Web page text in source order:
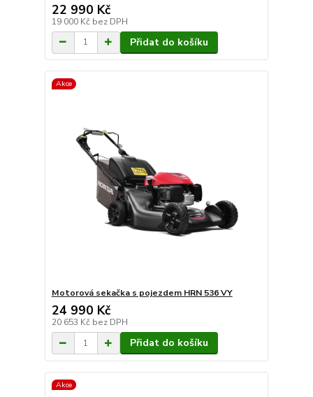
22 990 Kč
19 000 Kč bez DPH
Přidat do košíku
Akce
Motorová sekačka s pojezdem HRN 536 VY
24 990 Kč
20 653 Kč bez DPH
Přidat do košíku
Akce